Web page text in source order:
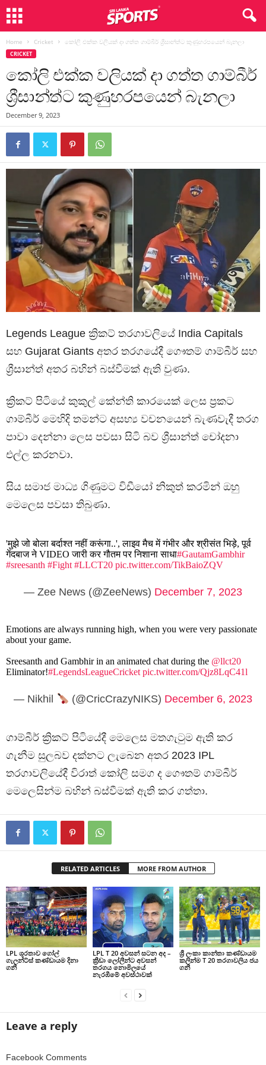
Home Cricket කෝලි එක්ක වලියක් දා ගත්ත ගාම්බීර් ශ්‍රීසාන්ත්ට කුණුහරපයෙන් බැනලා
CRICKET
කෝලි එක්ක වලියක් දා ගත්ත ගාම්බීර්
ශ්‍රීසාන්ත්ට කුණුහරපයෙන් බැනලා
December 9, 2023
Legends League ක්‍රිකට් තරගාවලියේ India Capitals
සහ Gujarat Giants අතර තරගයේදී ගෞතම් ගාම්බීර් සහ
ශ්‍රීසාන්ත් අතර බහින් බස්වීමක් ඇති වුණා.
ක්‍රිකට් පිටියේ කුකුල් කේන්ති කාරයෙක් ලෙස ප්‍රකට
ගාම්බීර් මෙහිදි තමන්ට අසභ්‍ය වචනයෙන් බැණවැදී තරග
පාවා දෙන්නා ලෙස පවසා සිටි බව ශ්‍රීසාන්ත් චෝදනා
එල්ල කරනවා.
සිය සමාජ මාධ්‍ය ගිණුමට විඩීයෝ නිකුත් කරමින් ඔහු
මෙලෙස පවසා තිබුණා.
'मुझे जो बोला बर्दाश्त नहीं करूंगा..', लाइव मैच में गंभीर और श्रीसंत भिड़े, पूर्व
गेंदबाज ने VIDEO जारी कर गौतम पर निशाना साधा#GautamGambhir
#sreesanth #Fight #LLCT20 pic.twitter.com/TikBaioZQV
— Zee News (@ZeeNews) December 7, 2023
Emotions are always running high, when you were very passionate
about your game.
Sreesanth and Gambhir in an animated chat during the @llct20
Eliminator!#LegendsLeagueCricket pic.twitter.com/Qjz8LqC41l
— Nikhil (@CricCrazyNIKS) December 6, 2023
ගාම්බීර් ක්‍රිකට් පිටියේදී මෙලෙස මතගැටුම ඇති කර
ගැනීම සුලබව දක්නට ලැබෙන අතර 2023 IPL
තරගාවලියේදී විරාත් කෝලි සමග ද ගෞතම් ගාම්බීර්
මෙලෙසින්ම බහින් බස්වීමක් ඇති කර ගත්තා.
RELATED ARTICLES MORE FROM AUTHOR
LPL ශූරතාව ගෝල්
ගැලන්ට්ස් කණ්ඩායම දිනා
ගනී
LPL T 20 අවසන් සටන අද –
ක්‍රීඩා ලෝලීන්ට අවසන්
තරගය නොමිලයේ
නැරඹීමේ අවස්ථාවක්
ශ්‍රී ලංකා කාන්තා කණ්ඩායම
කලින්ම T 20 තරගාවලිය ජය
ගනී
Leave a reply
Facebook Comments